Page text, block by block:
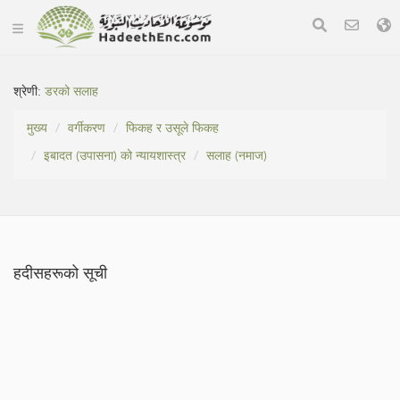
श्रेणी:डरको सलाह
मुख्य
वर्गीकरण
फिकह र उसूले फिकह
इबादत (उपासना) को न्यायशास्त्र
सलाह (नमाज)
हदीसहरूको सूची